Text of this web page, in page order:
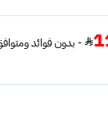
- بدون فوائد